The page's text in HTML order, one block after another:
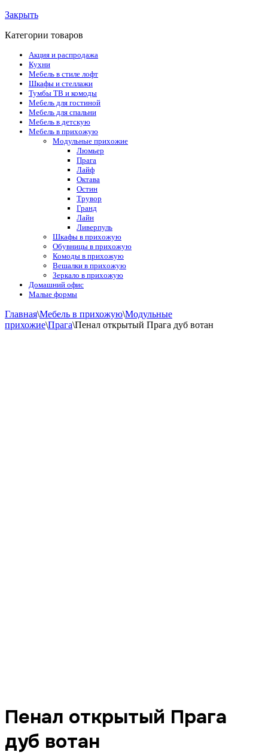
Закрыть
Категории товаров
Акция и распродажа
Кухни
Мебель в стиле лофт
Шкафы и стеллажи
Тумбы ТВ и комоды
Мебель для гостиной
Мебель для спальни
Мебель в детскую
Мебель в прихожую
Модульные прихожие
Люмьер
Прага
Лайф
Октава
Остин
Трувор
Гранд
Лайн
Ливерпуль
Шкафы в прихожую
Обувницы в прихожую
Комоды в прихожую
Вешалки в прихожую
Зеркало в прихожую
Домашний офис
Малые формы
Главная\Мебель в прихожую\Модульные
прихожие\Прага\Пенал открытый Прага дуб вотан
Пенал открытый Прага
дуб вотан